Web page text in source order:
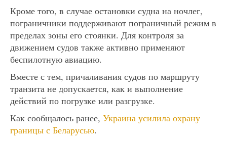
Кроме того, в случае остановки судна на ночлег,
пограничники поддерживают пограничный режим в
пределах зоны его стоянки. Для контроля за
движением судов также активно применяют
беспилотную авиацию.
Вместе с тем, причаливания судов по маршруту
транзита не допускается, как и выполнение
действий по погрузке или разгрузке.
Как сообщалось ранее, Украина усилила охрану
границы с Беларусью.